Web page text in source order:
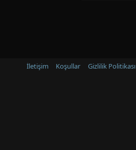
İletişim Koşullar Gizlilik Politikası